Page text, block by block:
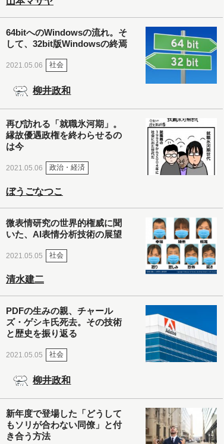
64bitへのWindowsの流れ。そ
して、32bit版Windowsの終焉
2021.05.06 社会
柳井政和
再び訪れる「就職氷河期」。
縁故優遇政権を終わらせるの
は今
2021.05.06 政治・経済
ぼうごなつこ
微表情研究の世界的権威に聞
いた、AI表情分析技術の展望
2021.05.05 社会
清水建二
PDFの生みの親、チャール
ズ・ゲシキ氏死去。その技術
と歴史を振り返る
2021.05.05 社会
柳井政和
新年度で登場した「どうして
もソリが合わない同僚」と付
き合う方法